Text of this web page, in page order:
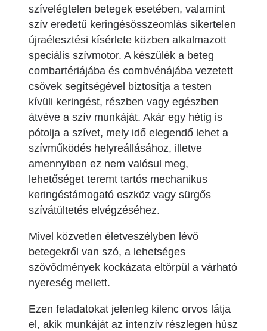
szívelégtelen betegek esetében, valamint
szív eredetű keringésösszeomlás sikertelen
újraélesztési kísérlete közben alkalmazott
speciális szívmotor. A készülék a beteg
combartériájába és combvénájába vezetett
csövek segítségével biztosítja a testen
kívüli keringést, részben vagy egészben
átvéve a szív munkáját. Akár egy hétig is
pótolja a szívet, mely idő elegendő lehet a
szívműködés helyreállásához, illetve
amennyiben ez nem valósul meg,
lehetőséget teremt tartós mechanikus
keringéstámogató eszköz vagy sürgős
szívátültetés elvégzéséhez.
Mivel közvetlen életveszélyben lévő
betegekről van szó, a lehetséges
szövődmények kockázata eltörpül a várható
nyereség mellett.
Ezen feladatokat jelenleg kilenc orvos látja
el, akik munkáját az intenzív részlegen húsz